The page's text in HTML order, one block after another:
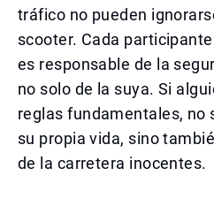
tráfico no pueden
scooter. Cada
es responsable de la
no solo de la suya. Si
reglas fundamentales, no
su propia vida, sino
de la carretera inocentes.